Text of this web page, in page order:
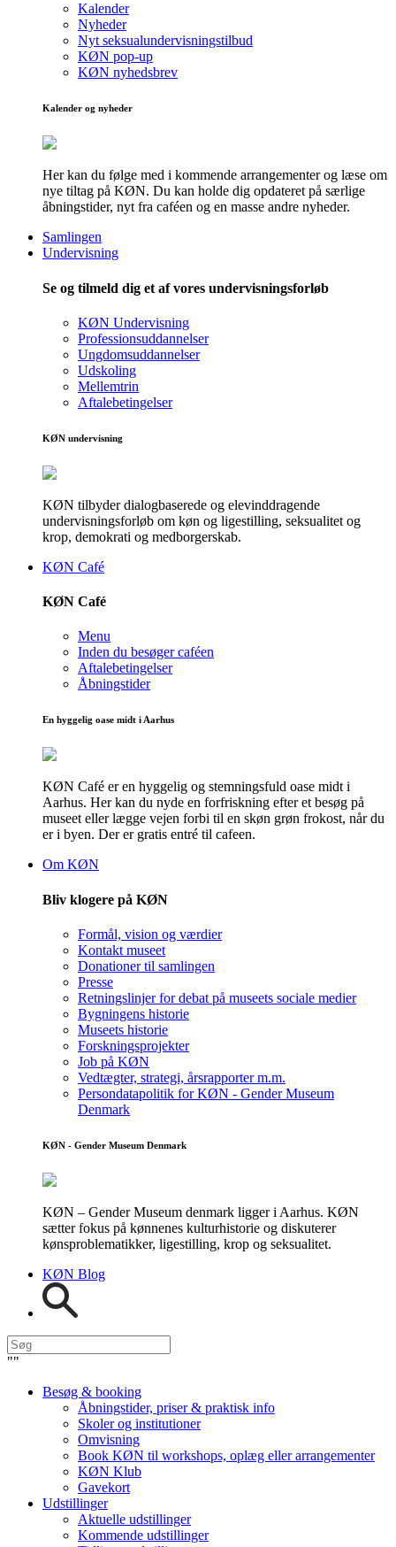
Kalender
Nyheder
Nyt seksualundervisningstilbud
KØN pop-up
KØN nyhedsbrev
Kalender og nyheder
Her kan du følge med i kommende arrangementer og læse om
nye tiltag på KØN. Du kan holde dig opdateret på særlige
åbningstider, nyt fra caféen og en masse andre nyheder.
Samlingen
Undervisning
Se og tilmeld dig et af vores undervisningsforløb
KØN Undervisning
Professionsuddannelser
Ungdomsuddannelser
Udskoling
Mellemtrin
Aftalebetingelser
KØN undervisning
KØN tilbyder dialogbaserede og elevinddragende
undervisningsforløb om køn og ligestilling, seksualitet og
krop, demokrati og medborgerskab.
KØN Café
KØN Café
Menu
Inden du besøger caféen
Aftalebetingelser
Åbningstider
En hyggelig oase midt i Aarhus
KØN Café er en hyggelig og stemningsfuld oase midt i
Aarhus. Her kan du nyde en forfriskning efter et besøg på
museet eller lægge vejen forbi til en skøn grøn frokost, når du
er i byen. Der er gratis entré til cafeen.
Om KØN
Bliv klogere på KØN
Formål, vision og værdier
Kontakt museet
Donationer til samlingen
Presse
Retningslinjer for debat på museets sociale medier
Bygningens historie
Museets historie
Forskningsprojekter
Job på KØN
Vedtægter, strategi, årsrapporter m.m.
Persondatapolitik for KØN - Gender Museum
Denmark
KØN - Gender Museum Denmark
KØN – Gender Museum denmark ligger i Aarhus. KØN
sætter fokus på kønnenes kulturhistorie og diskuterer
kønsproblematikker, ligestilling, krop og seksualitet.
KØN Blog
""
Besøg & booking
Åbningstider, priser & praktisk info
Skoler og institutioner
Omvisning
Book KØN til workshops, oplæg eller arrangementer
KØN Klub
Gavekort
Udstillinger
Aktuelle udstillinger
Kommende udstillinger